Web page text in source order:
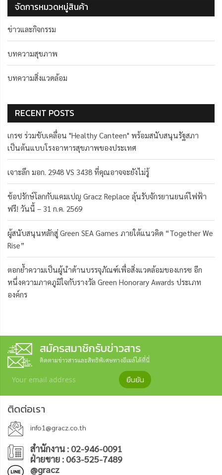
จัดการหมวดหมู่สินค้า
ข่าวและกิจกรรม
บทความสุขภาพ
บทความสิ่งแวดล้อม
RECENT POSTS
เกรซ ร่วมขับเคลื่อน "Healthy Canteen" พร้อมสนับสนุนรัฐสภา
เป็นต้นแบบโรงอาหารสุขภาพของประเทศ
เจาะลึก มอก. 2948 VS 3438 ที่คุณอาจจะยังไม่รู้
ช้อปรักษ์โลกกับแคมเปญ Gracz Replace ลุ้นรับจักรยานยนต์ไฟฟ้า
ฟรี! วันนี้ – 31 ก.ค. 2569
ผู้สนับสนุนหลักสู่ Green SEA Games ภายใต้แนวคิด “Together We
Rise”
ตอกย้ำความเป็นผู้นำด้านบรรจุภัณฑ์เพื่อสิ่งแวดล้อมของเกรซ อีก
หนึ่งความภาคภูมิใจกับรางวัล Green Honorary Awards ประเภท
องค์กร
สมัครสมาชิกรับข่าวสาร
ติดตามข่าวสารและสิทธิพิเศษทางอีเมล์ได้ที่นี่
ยืนยัน
ติดต่อเรา
info1@gracz.co.th
สำนักงาน : 02-946-0091
ฝ่ายขาย : 063-525-7489
@gracz